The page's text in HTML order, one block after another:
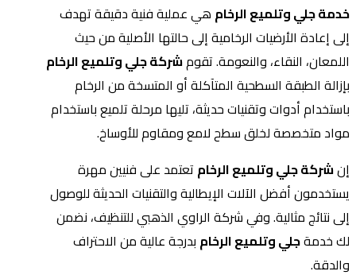
خدمة جلي وتلميع الرخام هي عملية فنية دقيقة تهدف
إلى إعادة الأرضيات الرخامية إلى حالتها الأصلية من حيث
اللمعان، النقاء، والنعومة. تقومشركة جلي وتلميع الرخام
بإزالة الطبقة السطحية المتآكلة أو المتسخة من الرخام
باستخدام أدوات وتقنيات حديثة، تليها مرحلة تلميع باستخدام
مواد متخصصة لخلق سطح لامع ومقاوم للأوساخ.
إنشركة جلي وتلميع الرخام تعتمد على فنيين مهرة
يستخدمون أفضل الآلات الإيطالية والتقنيات الحديثة للوصول
إلى نتائج مثالية. وفي شركة الراوي الذهبي للتنظيف، نضمن
لك خدمةجلي وتلميع الرخام بدرجة عالية من الاحتراف
والدقة.